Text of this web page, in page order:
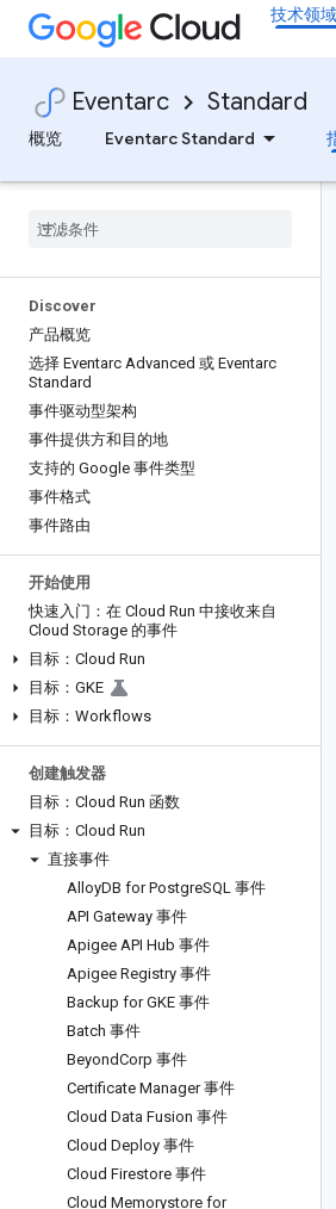
技术领域
Eventarc Standard
概览
Eventarc Standard
Discover
产品概览
选择 Eventarc Advanced 或 Eventarc
Standard
事件驱动型架构
事件提供方和目的地
支持的 Google 事件类型
事件格式
事件路由
开始使用
快速入门：在 Cloud Run 中接收来自
Cloud Storage 的事件
目标：Cloud Run
目标：GKE
目标：Workflows
创建触发器
目标：Cloud Run 函数
目标：Cloud Run
直接事件
AlloyDB for PostgreSQL 事件
API Gateway 事件
Apigee API Hub 事件
Apigee Registry 事件
Backup for GKE 事件
Batch 事件
BeyondCorp 事件
Certificate Manager 事件
Cloud Data Fusion 事件
Cloud Deploy 事件
Cloud Firestore 事件
Cloud Memorystore for